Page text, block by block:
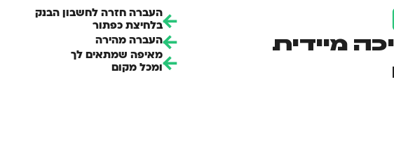
מיידית
העברה חזרה לחשבון הבנק
בלחיצת כפתור
העברה מהירה
מאיפה שמתאים לך
ומכל מקום